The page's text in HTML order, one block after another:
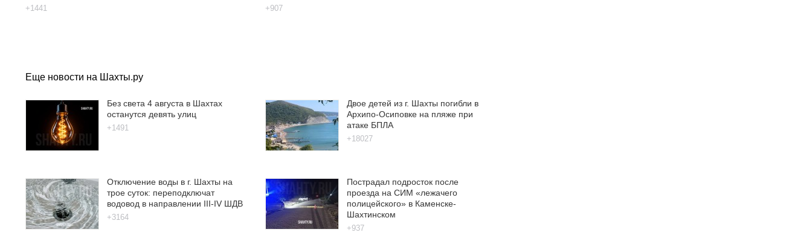
+1441 +907
Еще новости на Шахты.ру
Без света 4 августа в Шахтах
останутся девять улиц
+1491
Двое детей из г. Шахты погибли в
Архипо-Осиповке на пляже при
атаке БПЛА
+18027
Отключение воды в г. Шахты на
трое суток: переподключат
водовод в направлении III-IV ШДВ
+3164
Пострадал подросток после
проезда на СИМ «лежачего
полицейского» в Каменске-
Шахтинском
+937